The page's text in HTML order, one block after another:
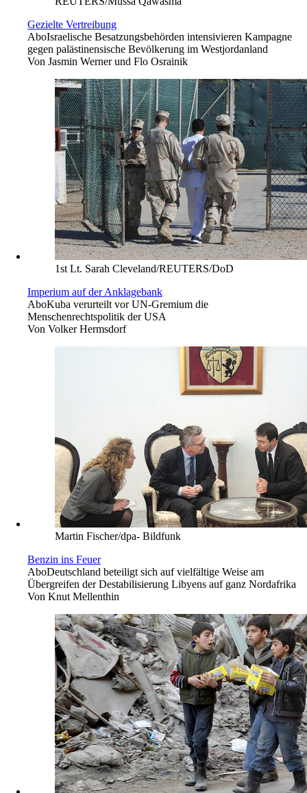
Gezielte Vertreibung
AboIsraelische Besatzungsbehörden intensivieren Kampagne
gegen palästinensische Bevölkerung im Westjordanland
Von Jasmin Werner und Flo Osrainik
1st Lt. Sarah Cleveland/REUTERS/DoD
Imperium auf der Anklagebank
AboKuba verurteilt vor UN-Gremium die
Menschenrechtspolitik der USA
Von Volker Hermsdorf
Martin Fischer/dpa- Bildfunk
Benzin ins Feuer
AboDeutschland beteiligt sich auf vielfältige Weise am
Übergreifen der Destabilisierung Libyens auf ganz Nordafrika
Von Knut Mellenthin